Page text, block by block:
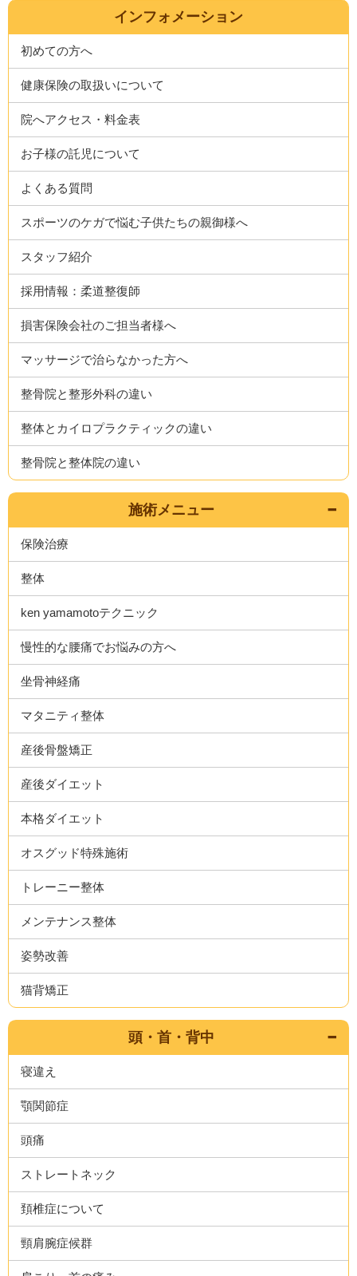
インフォメーション
初めての方へ
健康保険の取扱いについて
院へアクセス・料金表
お子様の託児について
よくある質問
スポーツのケガで悩む子供たちの親御様へ
スタッフ紹介
採用情報：柔道整復師
損害保険会社のご担当者様へ
マッサージで治らなかった方へ
整骨院と整形外科の違い
整体とカイロプラクティックの違い
整骨院と整体院の違い
施術メニュー
保険治療
整体
ken yamamotoテクニック
慢性的な腰痛でお悩みの方へ
坐骨神経痛
マタニティ整体
産後骨盤矯正
産後ダイエット
本格ダイエット
オスグッド特殊施術
トレーニー整体
メンテナンス整体
姿勢改善
猫背矯正
頭・首・背中
寝違え
顎関節症
頭痛
ストレートネック
頚椎症について
頸肩腕症候群